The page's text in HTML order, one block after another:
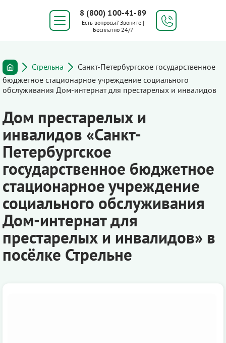
8 (800) 100-41-89
Есть вопросы? Звоните |
Бесплатно 24/7
Стрельна
Санкт-Петербургское государственное
бюджетное стационарное учреждение социального
обслуживания Дом-интернат для престарелых и инвалидов
Дом престарелых и
инвалидов «Санкт-
Петербургское
государственное бюджетное
стационарное учреждение
социального обслуживания
Дом-интернат для
престарелых и инвалидов» в
посёлке Стрельне